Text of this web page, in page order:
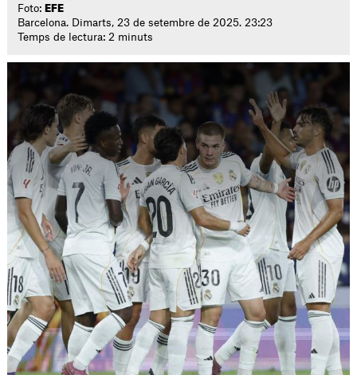
Foto: EFE
Barcelona. Dimarts, 23 de setembre de 2025. 23:23
Temps de lectura: 2 minuts